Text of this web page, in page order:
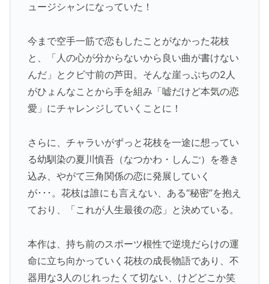
ュージシャンになっていた！
今まで空手一筋で恋もしたことがなかった花枝
と、「人の心が分からないから良い曲が書けない
んだ」とクビ寸前の芦田。そんな崖っぷちの2人
がひょんなことから手を組み「嘘だけど本気の恋
愛」にチャレンジしていくことに！
さらに、チャラいがずっと花枝を一途に想ってい
る幼馴染の夏川慎吾（なつかわ・しんご）を巻き
込み、やがて三角関係の恋に発展していく
が･･･。花枝は誰にも言えない、ある“秘密”を抱え
ており、「これが人生最後の恋」と決めている。
本作は、持ち前のスポーツ根性で逆境だらけの運
命に立ち向かっていく花枝の成長物語であり、不
器用な3人のじれったくて切ない、けどどこか笑